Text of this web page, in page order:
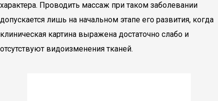
характера. Проводить массаж при таком заболевании
допускается лишь на начальном этапе его развития, когда
клиническая картина выражена достаточно слабо и
отсутствуют видоизменения тканей.